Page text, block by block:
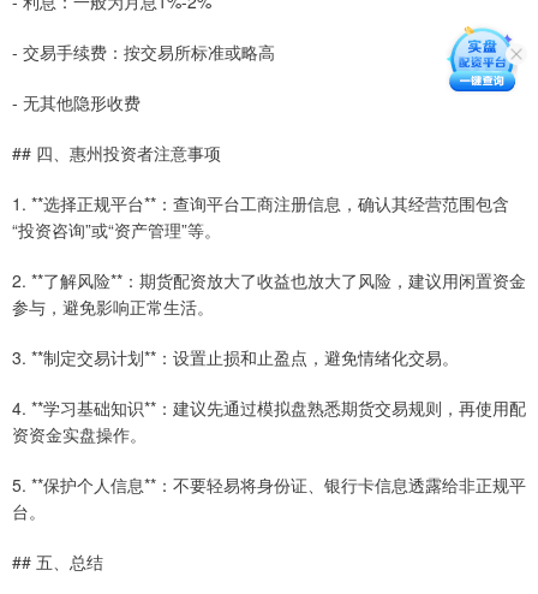
- 交易手续费：按交易所标准或略高
- 无其他隐形收费
## 四、惠州投资者注意事项
1. **选择正规平台**：查询平台工商注册信息，确认其经营范围包含
“投资咨询”或“资产管理”等。
2. **了解风险**：期货配资放大了收益也放大了风险，建议用闲置资金
参与，避免影响正常生活。
3. **制定交易计划**：设置止损和止盈点，避免情绪化交易。
4. **学习基础知识**：建议先通过模拟盘熟悉期货交易规则，再使用配
资资金实盘操作。
5. **保护个人信息**：不要轻易将身份证、银行卡信息透露给非正规平
台。
## 五、总结